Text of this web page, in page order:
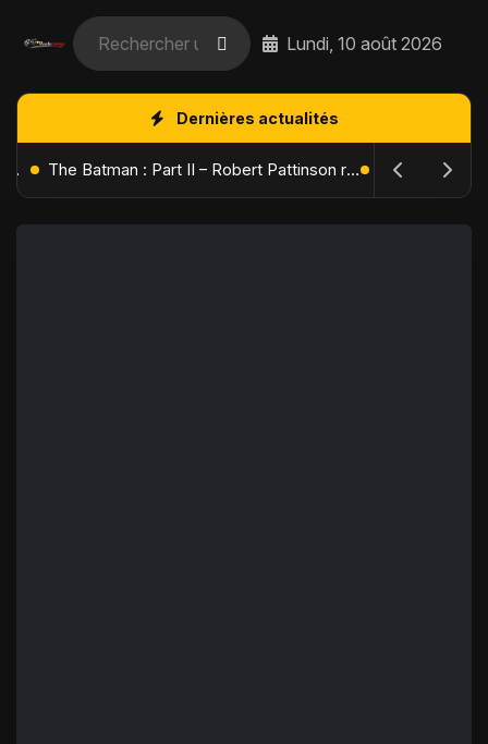
Lundi, 10 août 2026
Dernières actualités
L'Âge de Glace : Le Réveil du Volcan – Manny, Sid et Diego de retour pour une aventure explosive The Batman : Part II – Robert Pattinson replonge dans les ténèbres de Gotham dès octobre 2027